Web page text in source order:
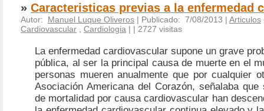
» Caracteristicas previas a la enfermedad
Autor: Manuel Luque Oliveros | Publicado: 7/08/2013 | Articulos
Cardiovascular
Cardiologia | | 2727 visitas
La enfermedad cardiovascular supone un grave
pública, al ser la principal causa de muerte en el
personas mueren anualmente que por cualquier
Asociación Americana del Corazón, señalaba
de mortalidad por causa cardiovascular han